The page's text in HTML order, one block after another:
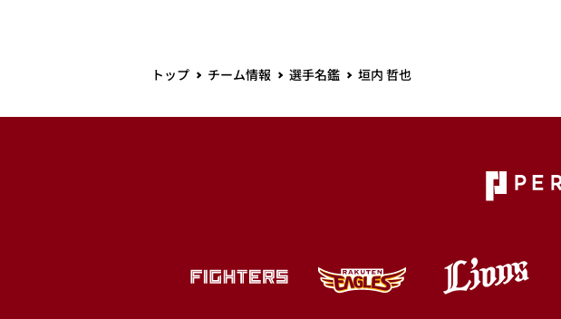
トップ チーム情報 選手名鑑 垣内 哲也